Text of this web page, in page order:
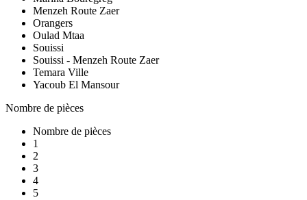
Menzeh Route Zaer
Orangers
Oulad Mtaa
Souissi
Souissi - Menzeh Route Zaer
Temara Ville
Yacoub El Mansour
Nombre de pièces
Nombre de pièces
1
2
3
4
5